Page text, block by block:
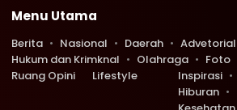
Menu Utama
Berita Nasional Daerah
Advetorial
Hukum dan Krimknal
Olahraga Foto
Ruang Opini
Lifestyle
Inspirasi
Hiburan